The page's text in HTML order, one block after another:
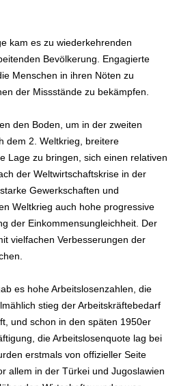
kam es zu wiederkehrenden
Bevölkerung. Engagierte
Menschen in ihren Nöten zu
der Missstände zu bekämpfen.
den Boden, um in der zweiten
dem 2. Weltkrieg, breitere
Lage zu bringen, sich einen relativen
der Weltwirtschaftskrise in der
Gewerkschaften und
Weltkrieg auch hohe progressive
der Einkommensungleichheit. Der
vielfachen Verbesserungen der
es hohe Arbeitslosenzahlen, die
stieg der Arbeitskräftebedarf
und schon in den späten 1950er
die Arbeitslosenquote lag bei
erstmals von offizieller Seite
allem in der Türkei und Jugoslawien